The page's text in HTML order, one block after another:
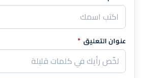
عنوان التعليق *